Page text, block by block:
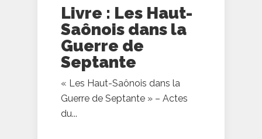
Livre : Les Haut-
Saônois dans la
Guerre de
Septante
« Les Haut-Saônois dans la
Guerre de Septante » – Actes
du...